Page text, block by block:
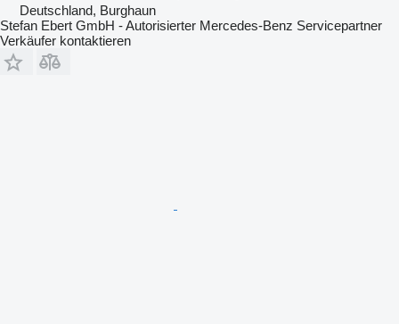
Deutschland, Burghaun
Stefan Ebert GmbH - Autorisierter Mercedes-Benz Servicepartner
Verkäufer kontaktieren